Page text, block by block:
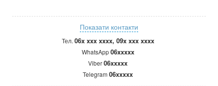
Показати контакти
Тел. 06x xxx xxxx, 09x xxx xxxx
WhatsApp06xxxxx
Viber06xxxxx
Telegram 06xxxxx